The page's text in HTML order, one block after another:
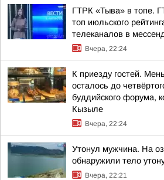
ГТРК «Тыва» в топе.
топ июльского
телеканалов в
Вчера, 22:24
К приезду гостей.
осталось до
буддийского форума,
Кызыле
Вчера, 22:24
Утонул мужчина. На
обнаружили тело
Вчера, 22:21